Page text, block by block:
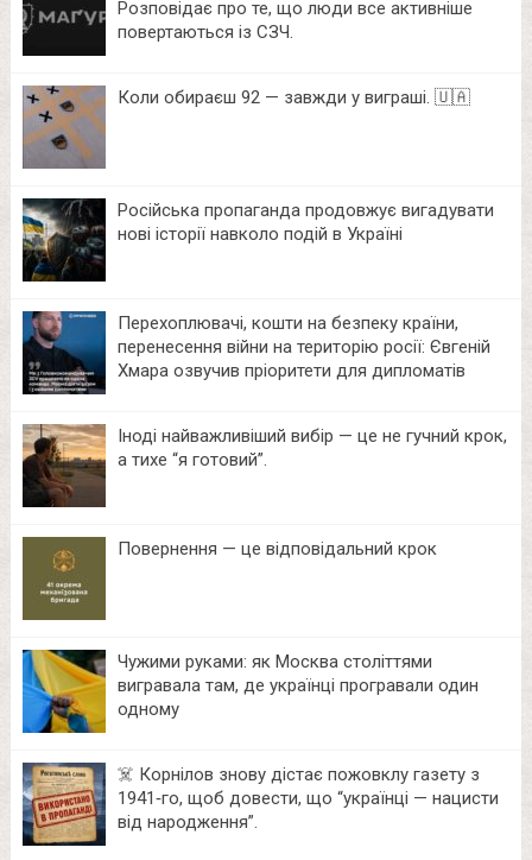
Розповідає про те, що люди все активніше
повертаються із СЗЧ.
Коли обираєш 92 — завжди у виграші. 🇺🇦
Російська пропаганда продовжує вигадувати
нові історії навколо подій в Україні
Перехоплювачі, кошти на безпеку країни,
перенесення війни на територію росії: Євгеній
Хмара озвучив пріоритети для дипломатів
Іноді найважливіший вибір — це не гучний крок,
а тихе “я готовий”.
Повернення — це відповідальний крок
Чужими руками: як Москва століттями
вигравала там, де українці програвали один
одному
☠️ Корнілов знову дістає пожовклу газету з
1941‑го, щоб довести, що “українці — нацисти
від народження”.